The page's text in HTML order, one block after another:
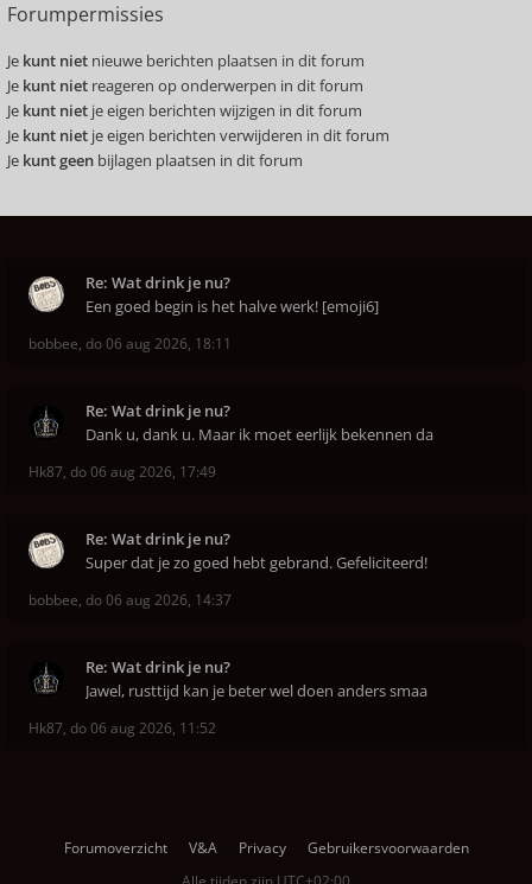
Forumpermissies
Je kunt niet nieuwe berichten plaatsen in dit forum
Je kunt niet reageren op onderwerpen in dit forum
Je kunt niet je eigen berichten wijzigen in dit forum
Je kunt niet je eigen berichten verwijderen in dit forum
Je kunt geen bijlagen plaatsen in dit forum
Re: Wat drink je nu?
Een goed begin is het halve werk! [emoji6]
bobbee, do 06 aug 2026, 18:11
Re: Wat drink je nu?
Dank u, dank u. Maar ik moet eerlijk bekennen da
Hk87, do 06 aug 2026, 17:49
Re: Wat drink je nu?
Super dat je zo goed hebt gebrand. Gefeliciteerd!
bobbee, do 06 aug 2026, 14:37
Re: Wat drink je nu?
Jawel, rusttijd kan je beter wel doen anders smaa
Hk87, do 06 aug 2026, 11:52
Forumoverzicht V&A Privacy
Gebruikersvoorwaarden